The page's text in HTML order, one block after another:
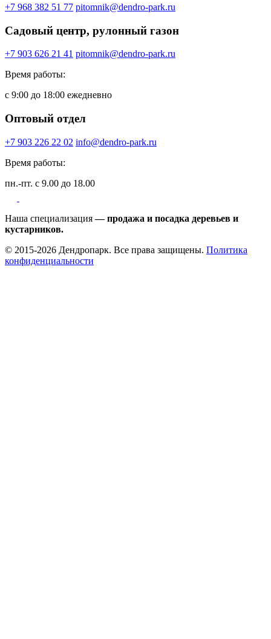
+7 968 382 51 77 pitomnik@dendro-park.ru
Садовый центр, рулонный газон
+7 903 626 21 41 pitomnik@dendro-park.ru
Время работы:
с 9:00 до 18:00 ежедневно
Оптовый отдел
+7 903 226 22 02 info@dendro-park.ru
Время работы:
пн.-пт. с 9.00 до 18.00
Наша специализация— продажа и посадка деревьев и
кустарников.
© 2015-2026 Дендропарк. Все права защищены. Политика
конфиденциальности